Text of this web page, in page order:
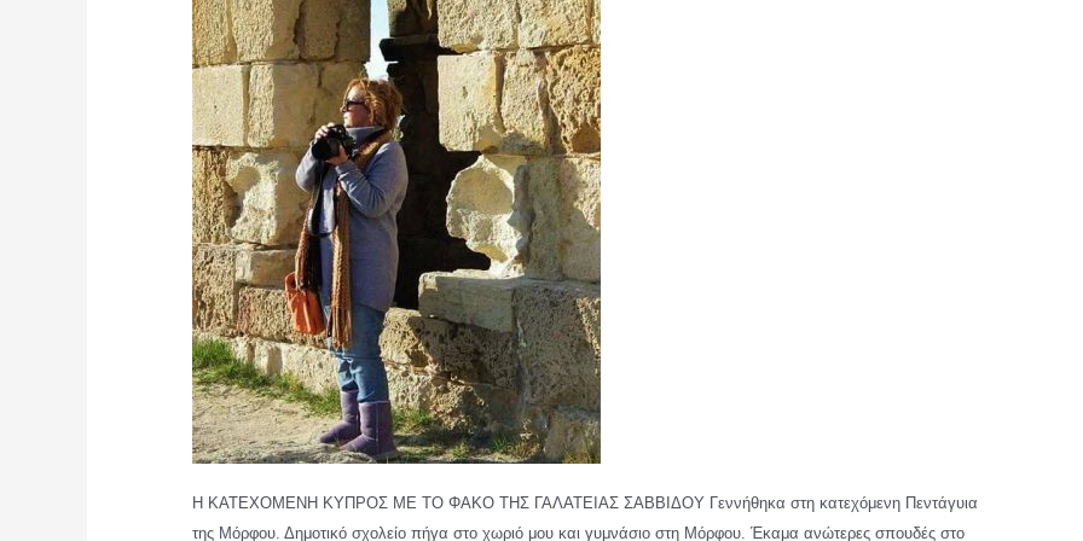
Η ΚΑΤΕΧΟΜΕΝΗ ΚΥΠΡΟΣ ΜΕ ΤΟ ΦΑΚΟ ΤΗΣ ΓΑΛΑΤΕΙΑΣ ΣΑΒΒΙΔΟΥ Γεννήθηκα στη κατεχόμενη Πεντάγυια
της Μόρφου. Δημοτικό σχολείο πήγα στο χωριό μου και γυμνάσιο στη Μόρφου. Έκαμα ανώτερες σπουδές στο